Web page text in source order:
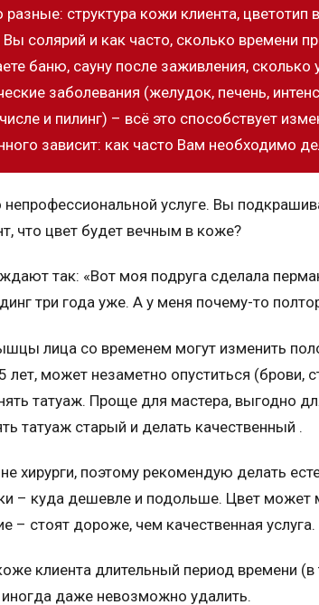
структура кожи клиента, цветотип
солярий и как часто, сколько времени
баню, сауну после заживления, сколько
заболевания (желудок, печень,
и пилинг) – всё это способствует
зависит: как часто Вам необходимо
услуге. Вы
что цвет будет вечным в коже?
так: «Вот моя подруга сделала
три года уже. А у меня почему-то
лица со временем могут изменить
лет, может незаметно опуститься (брови,
татуаж. Проще для мастера, выгодно
татуаж старый и делать качественный .
хирурги, поэтому рекомендую делать
– куда дешевле и подольше. Цвет может
– стоят дороже, чем качественная услуга.
клиента длительный период времени
даже невозможно удалить.